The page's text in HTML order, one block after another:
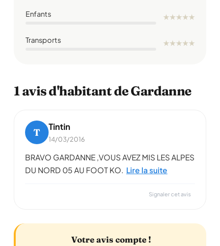
Enfants ★★★★★
Transports ★★★★★
1 avis d'habitant de Gardanne
T Tintin
14/03/2016
BRAVO GARDANNE ,VOUS AVEZ MIS LES ALPES
DU NORD 05 AU FOOT KO. Lire la suite
Signaler cet avis
Votre avis compte !